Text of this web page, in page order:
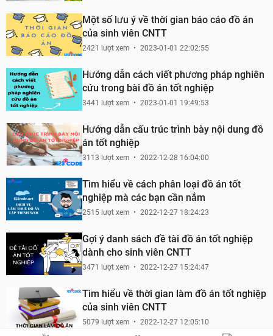
Một số lưu ý về thời gian báo cáo đồ án
của sinh viên CNTT
2421 lượt xem 2023-01-01 22:02:55
Hướng dẫn cách viết phương pháp nghiên
cứu trong bài đồ án tốt nghiệp
3441 lượt xem 2023-01-01 19:49:53
Hướng dẫn cấu trúc trình bày nội dung đồ
án tốt nghiệp
3113 lượt xem 2022-12-28 16:04:00
Tìm hiểu về cách phân loại đồ án tốt
nghiệp mà các bạn cần nắm
2515 lượt xem 2022-12-27 18:24:23
Gợi ý danh sách đề tài đồ án tốt nghiệp
dành cho sinh viên CNTT
3471 lượt xem 2022-12-27 15:24:47
Tìm hiểu về thời gian làm đồ án tốt nghiệp
của sinh viên CNTT
5079 lượt xem 2022-12-27 12:05:10